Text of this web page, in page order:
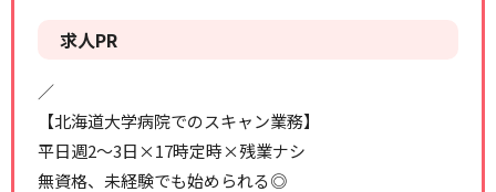
求人PR
／
【北海道大学病院でのスキャン業務】
平日週2～3日×17時定時×残業ナシ
無資格、未経験でも始められる◎